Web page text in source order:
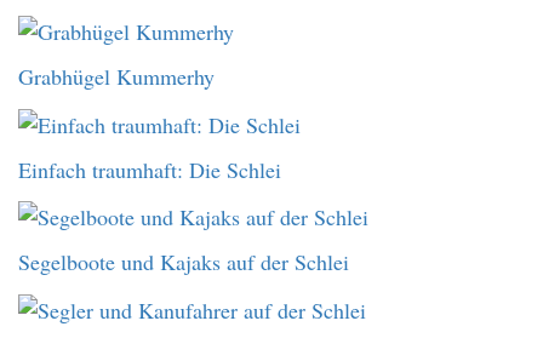
Grabhügel Kummerhy
Einfach traumhaft: Die Schlei
Segelboote und Kajaks auf der Schlei